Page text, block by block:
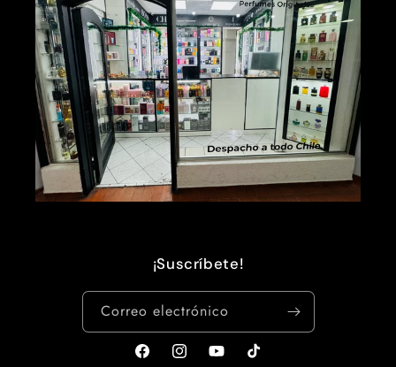
¡Suscríbete!
Correo electrónico
FacebookInstagramYouTubeTikTok